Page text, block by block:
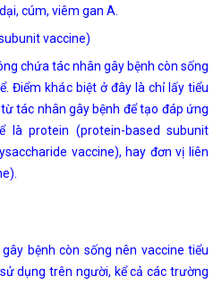
cúm, viêm gan A.
vaccine)
chứa tác nhân gây bệnh còn sống
Điểm khác biệt ở đây là chỉ lấy tiểu
tác nhân gây bệnh để tạo đáp ứng
là protein (protein-based subunit
vaccine), hay đơn vị liên
bệnh còn sống nên vaccine tiểu
dụng trên người, kể cả các trường